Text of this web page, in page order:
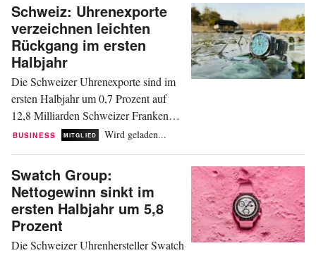
Schweiz: Uhrenexporte
verzeichnen leichten
Rückgang im ersten
Halbjahr
Die Schweizer Uhrenexporte sind im
ersten Halbjahr um 0,7 Prozent auf
12,8 Milliarden Schweizer Franken
(13,8 Milliarden Euro) gesunken.
chinesischen Markt. Dies geht aus den
Statistiken hervor, die der Verband der
Schweizerischen Uhrenindustrie am
Dienstag veröffentlichte. Im Juni...
BUSINESS MITGLIED Wird geladen...
Swatch Group:
Nettogewinn sinkt im
ersten Halbjahr um 5,8
Prozent
Die Schweizer Uhrenhersteller Swatch